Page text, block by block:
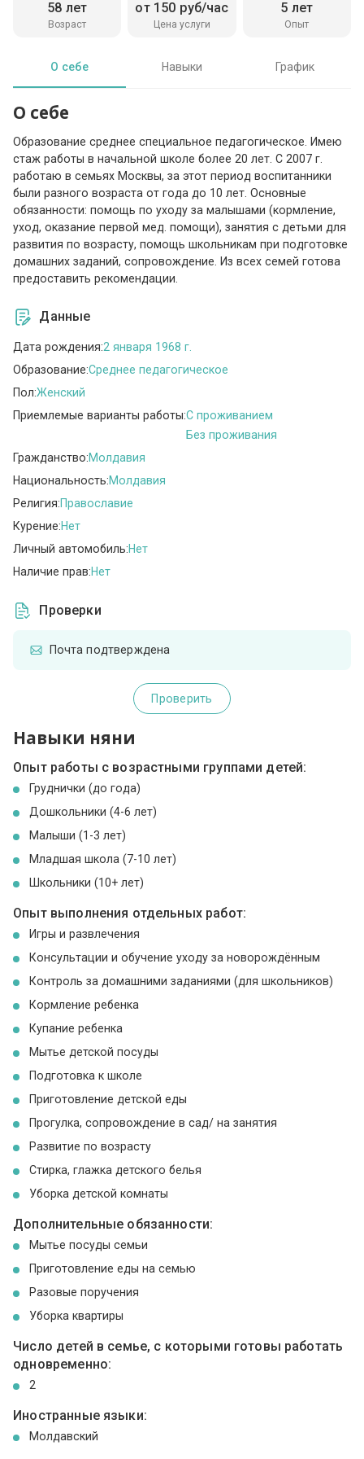
Возраст
58 лет
Цена услуги
от 150 руб/час
Опыт
5 лет
О себе Навыки График
О себе
Образование среднее специальное педагогическое. Имею
стаж работы в начальной школе более 20 лет. С 2007 г.
работаю в семьях Москвы, за этот период воспитанники
были разного возраста от года до 10 лет. Основные
обязанности: помощь по уходу за малышами (кормление,
уход, оказание первой мед. помощи), занятия с детьми для
развития по возрасту, помощь школьникам при подготовке
домашних заданий, сопровождение. Из всех семей готова
предоставить рекомендации.
Данные
Дата рождения:2 января 1968 г.
Образование:Среднее педагогическое
Пол:Женский
Приемлемые варианты работы:C проживанием
Без проживания
Гражданство:Молдавия
Национальность:Молдавия
Религия:Православие
Курение:Нет
Личный автомобиль:Нет
Наличие прав:Нет
Проверки
Почта подтверждена
Проверить
Навыки няни
Опыт работы с возрастными группами детей:
Груднички (до года)
Дошкольники (4-6 лет)
Малыши (1-3 лет)
Младшая школа (7-10 лет)
Школьники (10+ лет)
Опыт выполнения отдельных работ:
Игры и развлечения
Консультации и обучение уходу за новорождённым
Контроль за домашними заданиями (для школьников)
Кормление ребенка
Купание ребенка
Мытье детской посуды
Подготовка к школе
Приготовление детской еды
Прогулка, сопровождение в сад/ на занятия
Развитие по возрасту
Стирка, глажка детского белья
Уборка детской комнаты
Дополнительные обязанности:
Мытье посуды семьи
Приготовление еды на семью
Разовые поручения
Уборка квартиры
Число детей в семье, с которыми готовы работать
одновременно:
2
Иностранные языки:
Молдавский